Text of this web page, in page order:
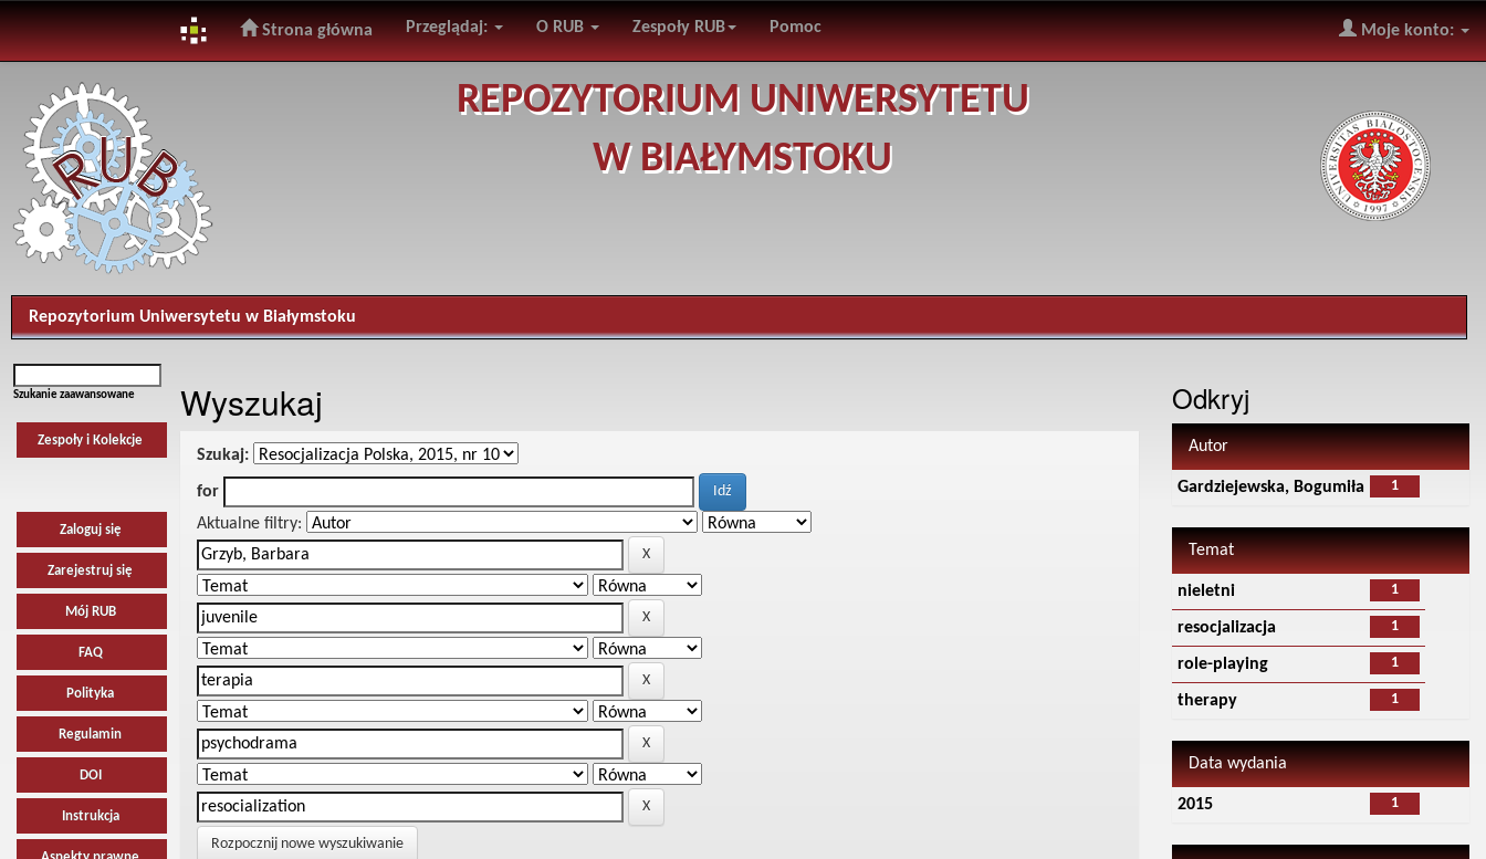
navigation
Strona główna Przeglądaj: O RUB Zespoły RUB Pomoc Moje konto:
REPOZYTORIUM UNIWERSYTETU
W BIAŁYMSTOKU
Repozytorium Uniwersytetu w Białymstoku
Szukanie zaawansowane
Zespoły i Kolekcje
Zaloguj się
Zarejestruj się
Mój RUB
FAQ
Polityka
Regulamin
DOI
Instrukcja
Wyszukaj
Szukaj:
for
Aktualne filtry:
Rozpocznij nowe wyszukiwanie
Odkryj
Autor
1
Gardziejewska, Bogumiła
Temat
1
nieletni
1
resocjalizacja
1
role-playing
1
therapy
Data wydania
1
2015